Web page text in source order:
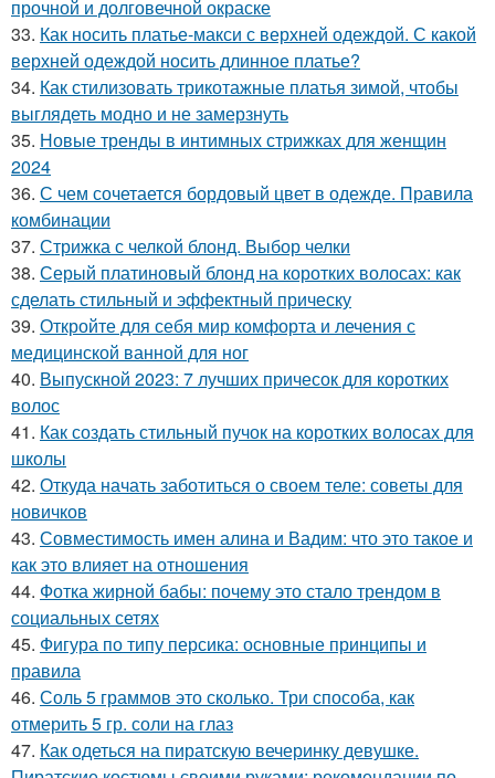
прочной и долговечной окраске
33. Как носить платье-макси с верхней одеждой. С какой
верхней одеждой носить длинное платье?
34. Как стилизовать трикотажные платья зимой, чтобы
выглядеть модно и не замерзнуть
35. Новые тренды в интимных стрижках для женщин
2024
36. С чем сочетается бордовый цвет в одежде. Правила
комбинации
37. Стрижка с челкой блонд. Выбор челки
38. Серый платиновый блонд на коротких волосах: как
сделать стильный и эффектный прическу
39. Откройте для себя мир комфорта и лечения с
медицинской ванной для ног
40. Выпускной 2023: 7 лучших причесок для коротких
волос
41. Как создать стильный пучок на коротких волосах для
школы
42. Откуда начать заботиться о своем теле: советы для
новичков
43. Совместимость имен алина и Вадим: что это такое и
как это влияет на отношения
44. Фотка жирной бабы: почему это стало трендом в
социальных сетях
45. Фигура по типу персика: основные принципы и
правила
46. Соль 5 граммов это сколько. Три способа, как
отмерить 5 гр. соли на глаз
47. Как одеться на пиратскую вечеринку девушке.